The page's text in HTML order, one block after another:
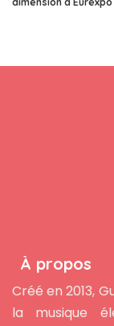
À propos
Créé en 2013,
la musique